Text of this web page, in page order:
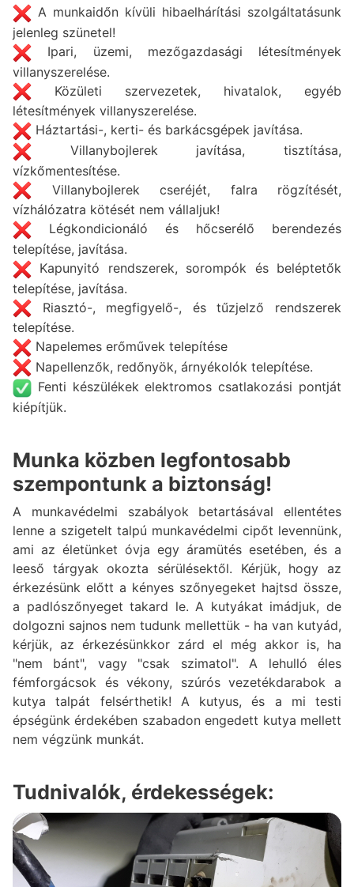
A munkaidőn kívüli hibaelhárítási szolgáltatásunk
jelenleg szünetel!
Ipari, üzemi, mezőgazdasági létesítmények
villanyszerelése.
Közületi szervezetek, hivatalok, egyéb
létesítmények villanyszerelése.
Háztartási-, kerti- és barkácsgépek javítása.
Villanybojlerek javítása, tisztítása,
vízkőmentesítése.
Villanybojlerek cseréjét, falra rögzítését,
vízhálózatra kötését nem vállaljuk!
Légkondicionáló és hőcserélő berendezés
telepítése, javítása.
Kapunyitó rendszerek, sorompók és beléptetők
telepítése, javítása.
Riasztó-, megfigyelő-, és tűzjelző rendszerek
telepítése.
Napelemes erőművek telepítése
Napellenzők, redőnyök, árnyékolók telepítése.
Fenti készülékek elektromos csatlakozási pontját
kiépítjük.
Munka közben legfontosabb
szempontunk a biztonság!
A munkavédelmi szabályok betartásával ellentétes
lenne a szigetelt talpú munkavédelmi cipőt levennünk,
ami az életünket óvja egy áramütés esetében, és a
leeső tárgyak okozta sérülésektől. Kérjük, hogy az
érkezésünk előtt a kényes szőnyegeket hajtsd össze,
a padlószőnyeget takard le. A kutyákat imádjuk, de
dolgozni sajnos nem tudunk mellettük - ha van kutyád,
kérjük, az érkezésünkkor zárd el még akkor is, ha
"nem bánt", vagy "csak szimatol". A lehulló éles
fémforgácsok és vékony, szúrós vezetékdarabok a
kutya talpát felsérthetik! A kutyus, és a mi testi
épségünk érdekében szabadon engedett kutya mellett
nem végzünk munkát.
Tudnivalók, érdekességek: